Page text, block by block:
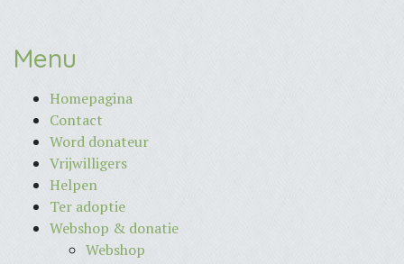
Menu
Homepagina
Contact
Word donateur
Vrijwilligers
Helpen
Ter adoptie
Webshop & donatie
Webshop